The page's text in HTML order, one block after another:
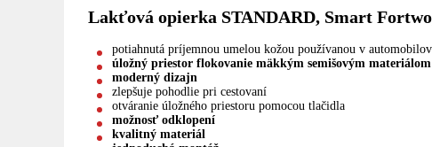
Lakťová opierka STANDARD, Smart
potiahnutá príjemnou umelou kožou používanou v
úložný priestor flokovanie mäkkým semišovým materiálom
moderný dizajn
zlepšuje pohodlie pri cestovaní
otváranie úložného priestoru pomocou tlačidla
možnosť odklopení
kvalitný materiál